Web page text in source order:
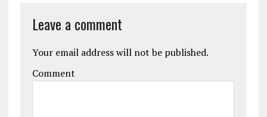
Leave a comment
Your email address will not be published.
Comment